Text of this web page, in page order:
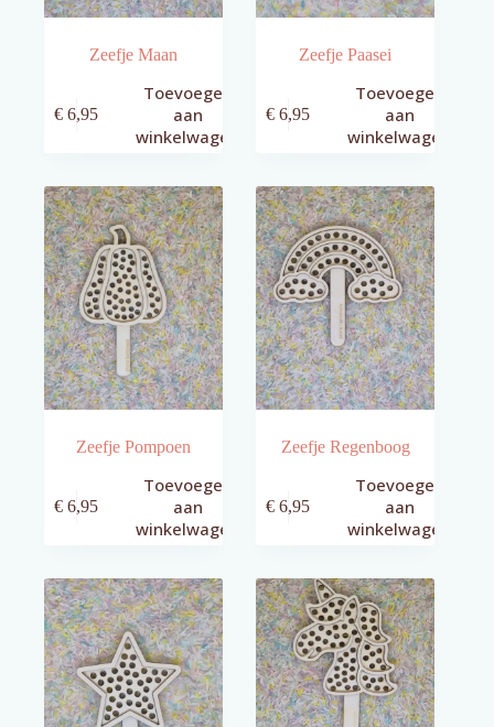
Zeefje Maan
€ 6,95
Toevoegen
aan
winkelwagen
Zeefje Paasei
€ 6,95
Toevoegen
aan
winkelwagen
Zeefje Pompoen
€ 6,95
Toevoegen
aan
winkelwagen
Zeefje Regenboog
€ 6,95
Toevoegen
aan
winkelwagen